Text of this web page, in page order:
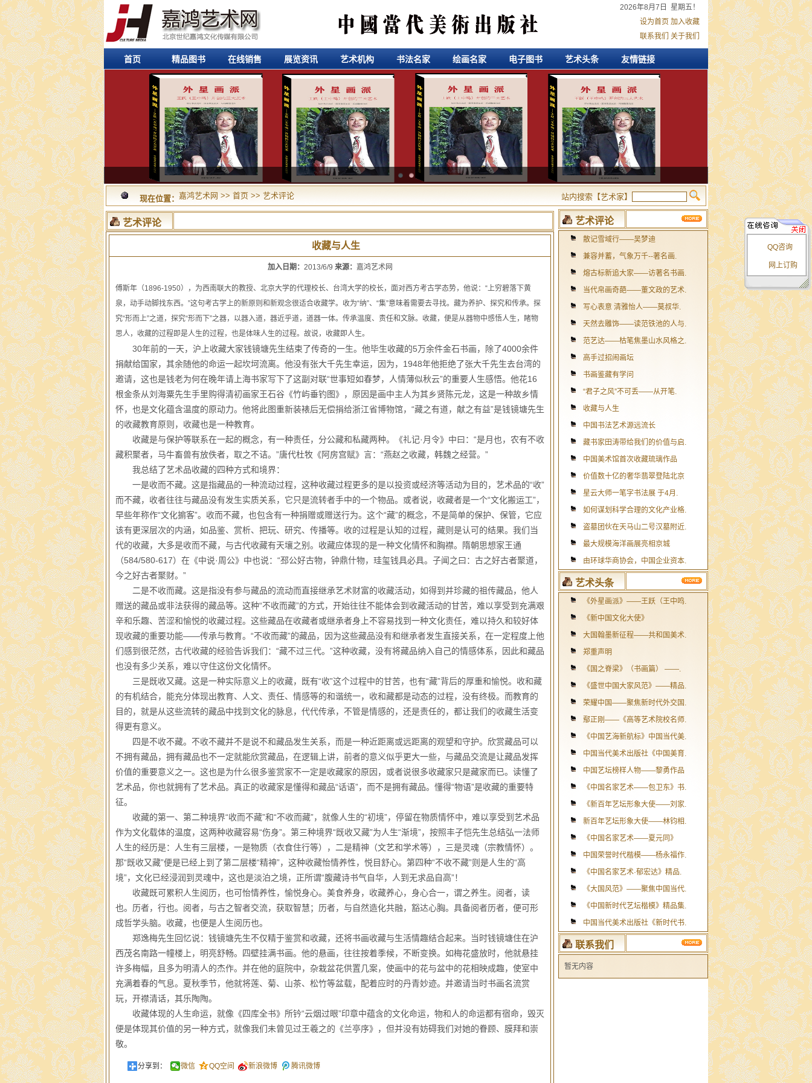
2026年8月7日 星期五！
设为首页 加入收藏
联系我们 关于我们
首页 精品图书 在线销售 展览资讯 艺术机构 书法名家 绘画名家 电子图书 艺术头条 友情链接
现在位置： 嘉鸿艺术网 >> 首页 >> 艺术评论 站内搜索【艺术家】
艺术评论
散记雪域行——吴梦迪
兼容并蓄，气象万千--著名画.
熔古标新追大家——访著名书画.
当代帛画奇葩——董文政的艺术.
写心表意 清雅怡人——莫叔华.
天然去雕饰——读范铁池的人与.
范艺达——枯笔焦墨山水风格之.
高手过招闹画坛
书画鉴藏有学问
“君子之风”不可丢——从开笔.
收藏与人生
中国书法艺术源远流长
藏书家田涛带给我们的价值与启.
中国美术馆首次收藏琉璃作品
价值数十亿的奢华翡翠登陆北京
星云大师一笔字书法展 于4月.
如何谋划科学合理的文化产业格.
盗墓团伙在天马山二号汉墓附近.
最大规模海洋画展亮相京城
由环球华商协会，中国企业资本.
艺术头条
《外星画派》——王跃（王中鸣.
《新中国文化大使》
大国翰墨新征程——共和国美术.
郑重声明
《国之脊梁》（书画篇） ——.
《盛世中国大家风范》——精品.
荣耀中国——聚焦新时代外交国.
鄢正刚——《高等艺术院校名师.
《中国艺海新航标》中国当代美.
中国当代美术出版社《中国美育.
中国艺坛榜样人物——黎勇作品
《中国名家艺术——包卫东》书.
《新百年艺坛形象大使——刘家.
新百年艺坛形象大使——林钧相.
《中国名家艺术——夏元同》
中国荣誉时代楷模——杨永福作.
《中国名家艺术·郁宏达》精品.
《大国风范》——聚焦中国当代.
《中国新时代艺坛楷模》精品集.
中国当代美术出版社《新时代书.
联系我们
暂无内容
艺术评论
收藏与人生
加入日期： 2013/6/9 来源： 嘉鸿艺术网
傅斯年（1896-1950），为西南联大的教授、北京大学的代理校长、台湾大学的校长，面对西方考古学态势，他说：“上穷碧落下黄
泉，动手动脚找东西。”这句考古学上的新原则和新观念很适合收藏学。收为“纳”、“集”意味着需要去寻找。藏为养护、探究和传承。探
究“形而上”之道，探究“形而下”之器，以器入道，器近乎道，道器一体。传承温度、责任和文脉。收藏，便是从器物中感悟人生，睹物
思人，收藏的过程即是人生的过程，也是体味人生的过程。故说，收藏即人生。
30年前的一天，沪上收藏大家钱镜塘先生结束了传奇的一生。他毕生收藏的5万余件金石书画，除了4000余件
捐献给国家，其余随他的命运一起坎坷流离。他没有张大千先生幸运，因为，1948年他拒绝了张大千先生去台湾的
邀请，这也是钱老为何在晚年请上海书家写下了这副对联“世事短如春梦，人情薄似秋云”的重要人生感悟。他花16
根金条从刘海粟先生手里购得清初画家王石谷《竹屿垂钓图》，原因是画中主人为其乡贤陈元龙，这是一种故乡情
怀，也是文化蕴含温度的原动力。他将此图重新装裱后无偿捐给浙江省博物馆，“藏之有道，献之有益”是钱镜塘先生
的收藏教育原则，收藏也是一种教育。
收藏是与保护等联系在一起的概念，有一种责任，分公藏和私藏两种。《礼记·月令》中曰：“是月也，农有不收
藏积聚者，马牛畜兽有放佚者，取之不诘。”唐代杜牧《阿房宫赋》言：“燕赵之收藏，韩魏之经营。”
我总结了艺术品收藏的四种方式和境界：
一是收而不藏。这是指藏品的一种流动过程，这种收藏过程更多的是以投资或经济等活动为目的，艺术品的“收”
而不藏，收者往往与藏品没有发生实质关系，它只是流转者手中的一个物品。或者说，收藏者是一个“文化搬运工”，
早些年称作“文化掮客”。收而不藏，也包含有一种捐赠或赠送行为。这个“藏”的概念，不是简单的保护、保管，它应
该有更深层次的内涵，如品鉴、赏析、把玩、研究、传播等。收的过程是认知的过程，藏则是认可的结果。我们当
代的收藏，大多是收而不藏，与古代收藏有天壤之别。收藏应体现的是一种文化情怀和胸襟。隋朝思想家王通
（584/580-617）在《中说·周公》中也说：“邳公好古物，钟鼎什物，珪玺钱具必具。子闻之曰：古之好古者聚道，
今之好古者聚财。”
二是不收而藏。这是指没有参与藏品的流动而直接继承艺术财富的收藏活动，如得到并珍藏的祖传藏品，他人
赠送的藏品或非法获得的藏品等。这种“不收而藏”的方式，开始往往不能体会到收藏活动的甘苦，难以享受到充满艰
辛和乐趣、苦涩和愉悦的收藏过程。这些藏品在收藏者或继承者身上不容易找到一种文化责任，难以持久和较好体
现收藏的重要功能——传承与教育。“不收而藏”的藏品，因为这些藏品没有和继承者发生直接关系，在一定程度上他
们感到很茫然，古代收藏的经验告诉我们：“藏不过三代。”这种收藏，没有将藏品纳入自己的情感体系，因此和藏品
也没有多少关系，难以守住这份文化情怀。
三是既收又藏。这是一种实际意义上的收藏，既有“收”这个过程中的甘苦，也有“藏”背后的厚重和愉悦。收和藏
的有机结合，能充分体现出教育、人文、责任、情感等的和谐统一，收和藏都是动态的过程，没有终极。而教育的
目的，就是从这些流转的藏品中找到文化的脉息，代代传承，不管是情感的，还是责任的，都让我们的收藏生活变
得更有意义。
四是不收不藏。不收不藏并不是说不和藏品发生关系，而是一种近距离或远距离的观望和守护。欣赏藏品可以
不拥有藏品，拥有藏品也不一定就能欣赏藏品，在逻辑上讲，前者的意义似乎更大一些，与藏品交流是让藏品发挥
价值的重要意义之一。这也是为什么很多鉴赏家不一定是收藏家的原因，或者说很多收藏家只是藏家而已。读懂了
艺术品，你也就拥有了艺术品。真正的收藏家是懂得和藏品“话语”，而不是拥有藏品。懂得“物语”是收藏的重要特
征。
收藏的第一、第二种境界“收而不藏”和“不收而藏”，就像人生的“初境”，停留在物质情怀中，难以享受到艺术品
作为文化载体的温度，这两种收藏容易“伤身”。第三种境界“既收又藏”为人生“渐境”，按照丰子恺先生总结弘一法师
人生的经历是：人生有三层楼，一是物质（衣食住行等），二是精神（文艺和学术等），三是灵魂（宗教情怀）。
那“既收又藏”便是已经上到了第二层楼“精神”，这种收藏怡情养性，悦目舒心。第四种“不收不藏”则是人生的“高
境”，文化已经浸润到灵魂中，这也是淡泊之境，正所谓“腹藏诗书气自华，人到无求品自高”！
收藏既可累积人生阅历，也可怡情养性，愉悦身心。美食养身，收藏养心，身心合一，谓之养生。阅者，读
也。历者，行也。阅者，与古之智者交流，获取智慧；历者，与自然造化共融，豁达心胸。具备阅者历者，便可形
成哲学头脑。收藏，也便是人生阅历也。
郑逸梅先生回忆说：钱镜塘先生不仅精于鉴赏和收藏，还将书画收藏与生活情趣结合起来。当时钱镜塘住在沪
西茂名南路一幢楼上，明亮舒畅。四壁挂满书画。他的悬画，往往按着季候，不断变换。如梅花盛放时，他就悬挂
许多梅幅，且多为明清人的杰作。并在他的庭院中，杂栽盆花供置几案，使画中的花与盆中的花相映成趣，使室中
充满着春的气息。夏秋季节，他就将莲、菊、山茶、松竹等盆载，配着应时的丹青妙迹。并邀请当时书画名流赏
玩，开襟清话，其乐陶陶。
收藏体现的人生命运，就像《四库全书》所钤“云烟过眼”印章中蕴含的文化命运，物和人的命运都有宿命，毁灭
便是体现其价值的另一种方式，就像我们未曾见过王羲之的《兰亭序》，但并没有妨碍我们对她的眷顾、膜拜和崇
敬。
分享到： 微信 QQ空间 新浪微博 腾讯微博
QQ咨询
网上订购